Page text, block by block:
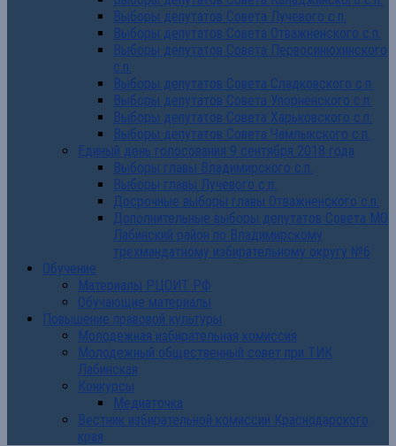
Выборы депутатов Совета Лучевого с.п.
Выборы депутатов Совета Отважненского с.п.
Выборы депутатов Совета Первосинюхинского
с.п.
Выборы депутатов Совета Сладковского с.п.
Выборы депутатов Совета Упорненского с.п.
Выборы депутатов Совета Харьковского с.п.
Выборы депутатов Совета Чамлыкского с.п.
Единый день голосования 9 сентября 2018 года
Выборы главы Владимирского с.п.
Выборы главы Лучевого с.п.
Досрочные выборы главы Отважненского с.п.
Дополнительные выборы депутатов Совета МО
Лабинский район по Владимирскому
трехмандатному избирательному округу №6
Обучение
Материалы РЦОИТ РФ
Обучающие материалы
Повышение правовой культуры
Молодежная избирательная комиссия
Молодежный общественный совет при ТИК
Лабинская
Конкурсы
Медиаточка
Вестник избирательной комиссии Краснодарского
края